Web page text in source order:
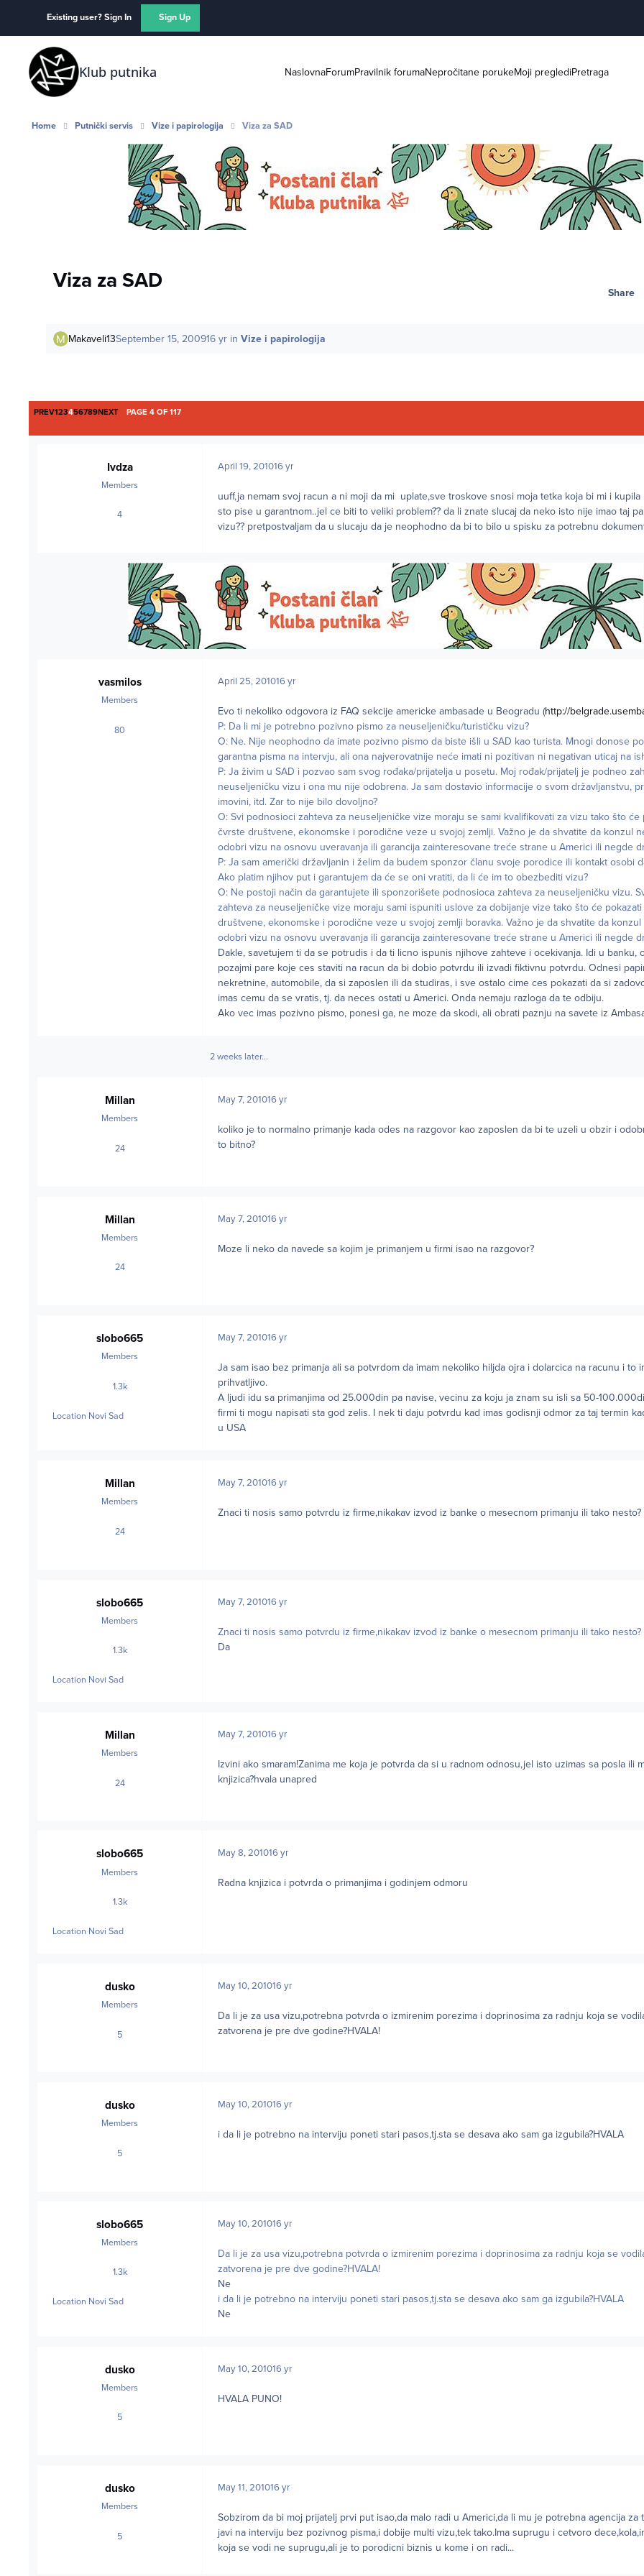
Existing user? Sign In Sign Up
Klub putnika NaslovnaForumPravilnik forumaNepročitane porukeMoji preglediPretraga
Home Putnički servis Vize i papirologija Viza za SAD
Viza za SAD
Share
Makaveli13September 15, 200916 yrin Vize i papirologija
FIRST PAGE
PREV123456789NEXTLAST PAGE
PAGE 4 OF 117
Ivdza
Members
4posts
April 19, 201016 yr
uuff,ja nemam svoj racun a ni moji da mi uplate,sve troskove snosi moja tetka koja bi mi i kupila
sto pise u garantnom..jel ce biti to veliki problem?? da li znate slucaj da neko isto nije imao taj
vizu?? pretpostvaljam da u slucaju da je neophodno da bi to bilo u spisku za potrebnu
vasmilos
Members
80posts
April 25, 201016 yr
Evo ti nekoliko odgovora iz FAQ sekcije americke ambasade u Beogradu (http://
P: Da li mi je potrebno pozivno pismo za neuseljeničku/turističku vizu?
O: Ne. Nije neophodno da imate pozivno pismo da biste išli u SAD kao turista. Mnogi donose
garantna pisma na intervju, ali ona najverovatnije neće imati ni pozitivan ni negativan uticaj na
P: Ja živim u SAD i pozvao sam svog rođaka/prijatelja u posetu. Moj rođak/prijatelj je podneo
neuseljeničku vizu i ona mu nije odobrena. Ja sam dostavio informacije o svom državljanstvu,
imovini, itd. Zar to nije bilo dovoljno?
O: Svi podnosioci zahteva za neuseljeničke vize moraju se sami kvalifikovati za vizu tako što će
čvrste društvene, ekonomske i porodične veze u svojoj zemlji. Važno je da shvatite da konzul
odobri vizu na osnovu uveravanja ili garancija zainteresovane treće strane u Americi ili negde
P: Ja sam američki državljanin i želim da budem sponzor članu svoje porodice ili kontakt osobi
Ako platim njihov put i garantujem da će se oni vratiti, da li će im to obezbediti vizu?
O: Ne postoji način da garantujete ili sponzorišete podnosioca zahteva za neuseljeničku vizu.
zahteva za neuseljeničke vize moraju sami ispuniti uslove za dobijanje vize tako što će
društvene, ekonomske i porodične veze u svojoj zemlji boravka. Važno je da shvatite da
odobri vizu na osnovu uveravanja ili garancija zainteresovane treće strane u Americi ili negde
Dakle, savetujem ti da se potrudis i da ti licno ispunis njihove zahteve i ocekivanja. Idi u banku,
pozajmi pare koje ces staviti na racun da bi dobio potvrdu ili izvadi fiktivnu potvrdu. Odnesi
nekretnine, automobile, da si zaposlen ili da studiras, i sve ostalo cime ces pokazati da si
imas cemu da se vratis, tj. da neces ostati u Americi. Onda nemaju razloga da te odbiju.
Ako vec imas pozivno pismo, ponesi ga, ne moze da skodi, ali obrati paznju na savete iz
2 weeks later...
Millan
Members
24posts
May 7, 201016 yr
koliko je to normalno primanje kada odes na razgovor kao zaposlen da bi te uzeli u obzir i
to bitno?
Millan
Members
24posts
May 7, 201016 yr
Moze li neko da navede sa kojim je primanjem u firmi isao na razgovor?
slobo665
Members
1.3kposts
Location Novi Sad
May 7, 201016 yr
Ja sam isao bez primanja ali sa potvrdom da imam nekoliko hiljda ojra i dolarcica na racunu i to
prihvatljivo.
A ljudi idu sa primanjima od 25.000din pa navise, vecinu za koju ja znam su isli sa 50-
firmi ti mogu napisati sta god zelis. I nek ti daju potvrdu kad imas godisnji odmor za taj termin
u USA
Millan
Members
24posts
May 7, 201016 yr
Znaci ti nosis samo potvrdu iz firme,nikakav izvod iz banke o mesecnom primanju ili tako nesto?
slobo665
Members
1.3kposts
Location Novi Sad
May 7, 201016 yr
Znaci ti nosis samo potvrdu iz firme,nikakav izvod iz banke o mesecnom primanju ili tako nesto?
Da
Millan
Members
24posts
May 7, 201016 yr
Izvini ako smaram!Zanima me koja je potvrda da si u radnom odnosu,jel isto uzimas sa posla ili
knjizica?hvala unapred
slobo665
Members
1.3kposts
Location Novi Sad
May 8, 201016 yr
Radna knjizica i potvrda o primanjima i godinjem odmoru
dusko
Members
5posts
May 10, 201016 yr
Da li je za usa vizu,potrebna potvrda o izmirenim porezima i doprinosima za radnju koja se
zatvorena je pre dve godine?HVALA!
dusko
Members
5posts
May 10, 201016 yr
i da li je potrebno na interviju poneti stari pasos,tj.sta se desava ako sam ga izgubila?HVALA
slobo665
Members
1.3kposts
Location Novi Sad
May 10, 201016 yr
Da li je za usa vizu,potrebna potvrda o izmirenim porezima i doprinosima za radnju koja se
zatvorena je pre dve godine?HVALA!
Ne
i da li je potrebno na interviju poneti stari pasos,tj.sta se desava ako sam ga izgubila?HVALA
Ne
dusko
Members
5posts
May 10, 201016 yr
HVALA PUNO!
dusko
Members
5posts
May 11, 201016 yr
Sobzirom da bi moj prijatelj prvi put isao,da malo radi u Americi,da li mu je potrebna agencija za
javi na interviju bez pozivnog pisma,i dobije multi vizu,tek tako.Ima suprugu i cetvoro
koja se vodi ne suprugu,ali je to porodicni biznis u kome i on radi...